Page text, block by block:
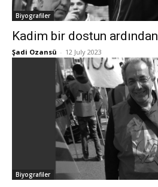
Biyografiler
Kadim bir dostun ardından
Şadi Ozansü - 12 July 2023
Biyografiler